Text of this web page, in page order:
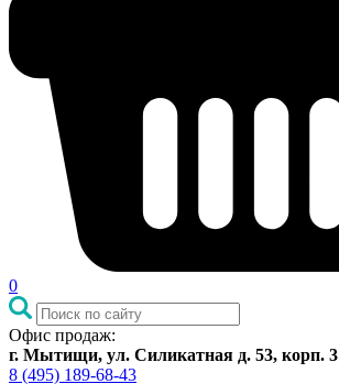
0
Офис продаж:
г. Мытищи, ул. Силикатная д. 53, корп. 3
8 (495) 189-68-43